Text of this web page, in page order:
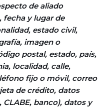
de aliado
y lugar de
estado civil,
imagen o
postal, estado, país,
localidad, calle,
fijo o móvil, correo
de crédito, datos
banco), datos y